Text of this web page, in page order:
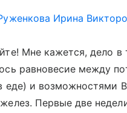
Ирина
Мне кажется, дело в
равновесие между
еде) и возможностями
Первые две